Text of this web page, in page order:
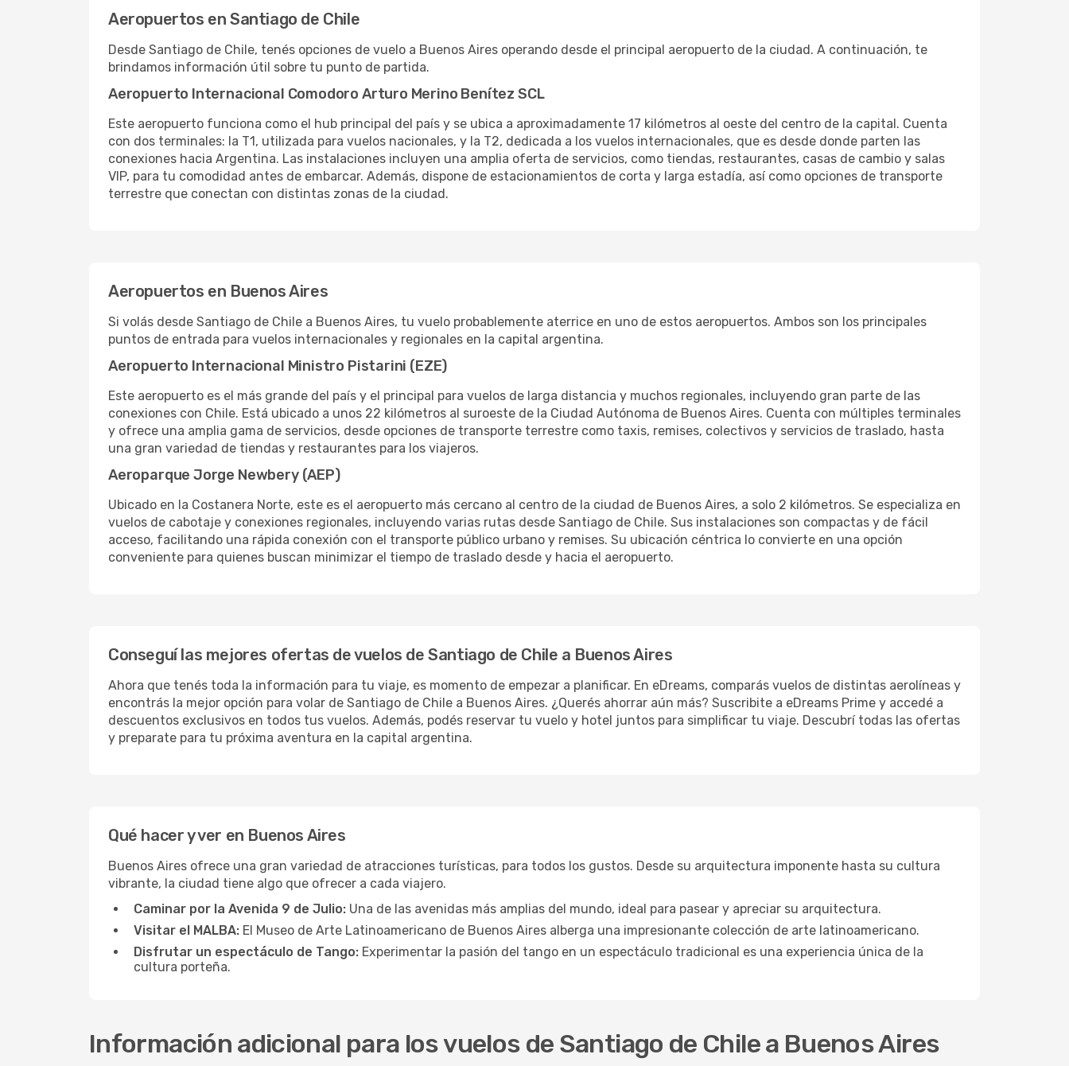
Aeropuertos en Santiago de Chile
Desde Santiago de Chile, tenés opciones de vuelo a Buenos Aires operando desde el principal aeropuerto de la ciudad. A continuación, te
brindamos información útil sobre tu punto de partida.
Aeropuerto Internacional Comodoro Arturo Merino Benítez SCL
Este aeropuerto funciona como el hub principal del país y se ubica a aproximadamente 17 kilómetros al oeste del centro de la capital. Cuenta
con dos terminales: la T1, utilizada para vuelos nacionales, y la T2, dedicada a los vuelos internacionales, que es desde donde parten las
conexiones hacia Argentina. Las instalaciones incluyen una amplia oferta de servicios, como tiendas, restaurantes, casas de cambio y salas
VIP, para tu comodidad antes de embarcar. Además, dispone de estacionamientos de corta y larga estadía, así como opciones de transporte
terrestre que conectan con distintas zonas de la ciudad.
Aeropuertos en Buenos Aires
Si volás desde Santiago de Chile a Buenos Aires, tu vuelo probablemente aterrice en uno de estos aeropuertos. Ambos son los principales
puntos de entrada para vuelos internacionales y regionales en la capital argentina.
Aeropuerto Internacional Ministro Pistarini (EZE)
Este aeropuerto es el más grande del país y el principal para vuelos de larga distancia y muchos regionales, incluyendo gran parte de las
conexiones con Chile. Está ubicado a unos 22 kilómetros al suroeste de la Ciudad Autónoma de Buenos Aires. Cuenta con múltiples terminales
y ofrece una amplia gama de servicios, desde opciones de transporte terrestre como taxis, remises, colectivos y servicios de traslado, hasta
una gran variedad de tiendas y restaurantes para los viajeros.
Aeroparque Jorge Newbery (AEP)
Ubicado en la Costanera Norte, este es el aeropuerto más cercano al centro de la ciudad de Buenos Aires, a solo 2 kilómetros. Se especializa en
vuelos de cabotaje y conexiones regionales, incluyendo varias rutas desde Santiago de Chile. Sus instalaciones son compactas y de fácil
acceso, facilitando una rápida conexión con el transporte público urbano y remises. Su ubicación céntrica lo convierte en una opción
conveniente para quienes buscan minimizar el tiempo de traslado desde y hacia el aeropuerto.
Conseguí las mejores ofertas de vuelos de Santiago de Chile a Buenos Aires
Ahora que tenés toda la información para tu viaje, es momento de empezar a planificar. En eDreams, comparás vuelos de distintas aerolíneas y
encontrás la mejor opción para volar de Santiago de Chile a Buenos Aires. ¿Querés ahorrar aún más? Suscribite a eDreams Prime y accedé a
descuentos exclusivos en todos tus vuelos. Además, podés reservar tu vuelo y hotel juntos para simplificar tu viaje. Descubrí todas las ofertas
y preparate para tu próxima aventura en la capital argentina.
Qué hacer y ver en Buenos Aires
Buenos Aires ofrece una gran variedad de atracciones turísticas, para todos los gustos. Desde su arquitectura imponente hasta su cultura
vibrante, la ciudad tiene algo que ofrecer a cada viajero.
Caminar por la Avenida 9 de Julio: Una de las avenidas más amplias del mundo, ideal para pasear y apreciar su arquitectura.
Visitar el MALBA: El Museo de Arte Latinoamericano de Buenos Aires alberga una impresionante colección de arte latinoamericano.
Disfrutar un espectáculo de Tango: Experimentar la pasión del tango en un espectáculo tradicional es una experiencia única de la
cultura porteña.
Información adicional para los vuelos de Santiago de Chile a Buenos Aires